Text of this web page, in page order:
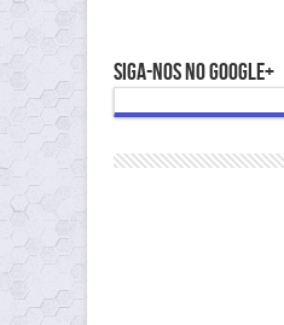
Siga-nos no Google+